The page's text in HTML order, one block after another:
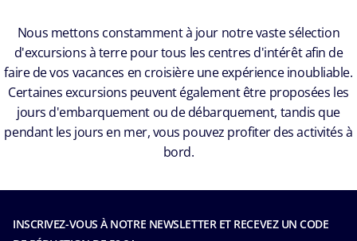
Nous mettons constamment à jour notre vaste sélection
d'excursions à terre pour tous les centres d'intérêt afin de
faire de vos vacances en croisière une expérience inoubliable.
Certaines excursions peuvent également être proposées les
jours d'embarquement ou de débarquement, tandis que
pendant les jours en mer, vous pouvez profiter des activités à
bord.
INSCRIVEZ-VOUS À NOTRE NEWSLETTER ET RECEVEZ UN CODE